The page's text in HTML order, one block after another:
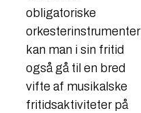
obligatoriske
orkesterinstrumenter
kan man i sin fritid
også gå til en bred
vifte af musikalske
fritidsaktiviteter på